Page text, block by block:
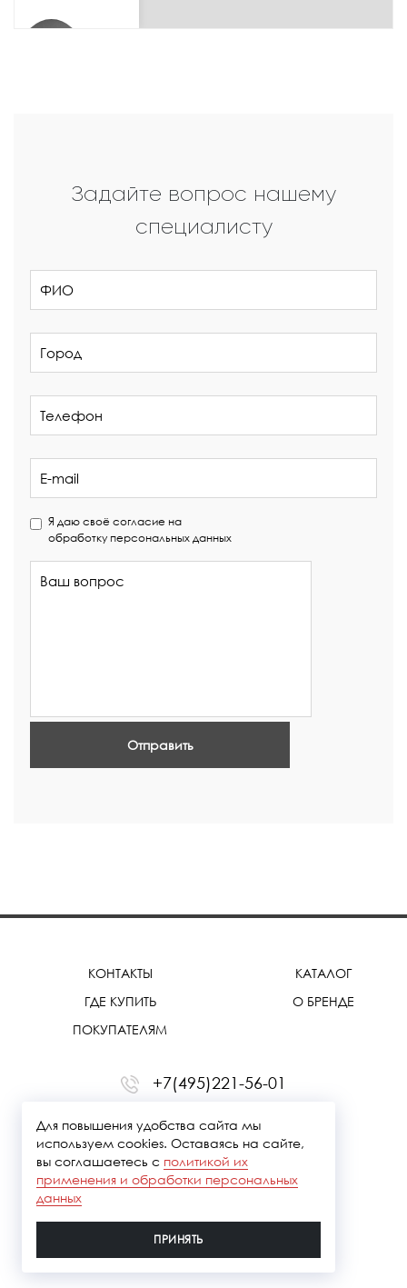
Задайте вопрос нашему
специалисту
Я даю своё согласие на
обработку персональных данных
Отправить
КОНТАКТЫ
ГДЕ КУПИТЬ
ПОКУПАТЕЛЯМ
КАТАЛОГ
О БРЕНДЕ
+7(495)221-56-01
office@treemmerussia.ru
Политика конфидециальности
Для повышения удобства сайта мы
используем cookies. Оставаясь на сайте,
вы соглашаетесь с политикой их
применения и обработки персональных
данных
ПРИНЯТЬ